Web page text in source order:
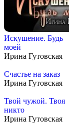
Искушение. Будь
моей
Ирина Гутовская
Счастье на заказ
Ирина Гутовская
Твой чужой. Твоя
никто
Ирина Гутовская